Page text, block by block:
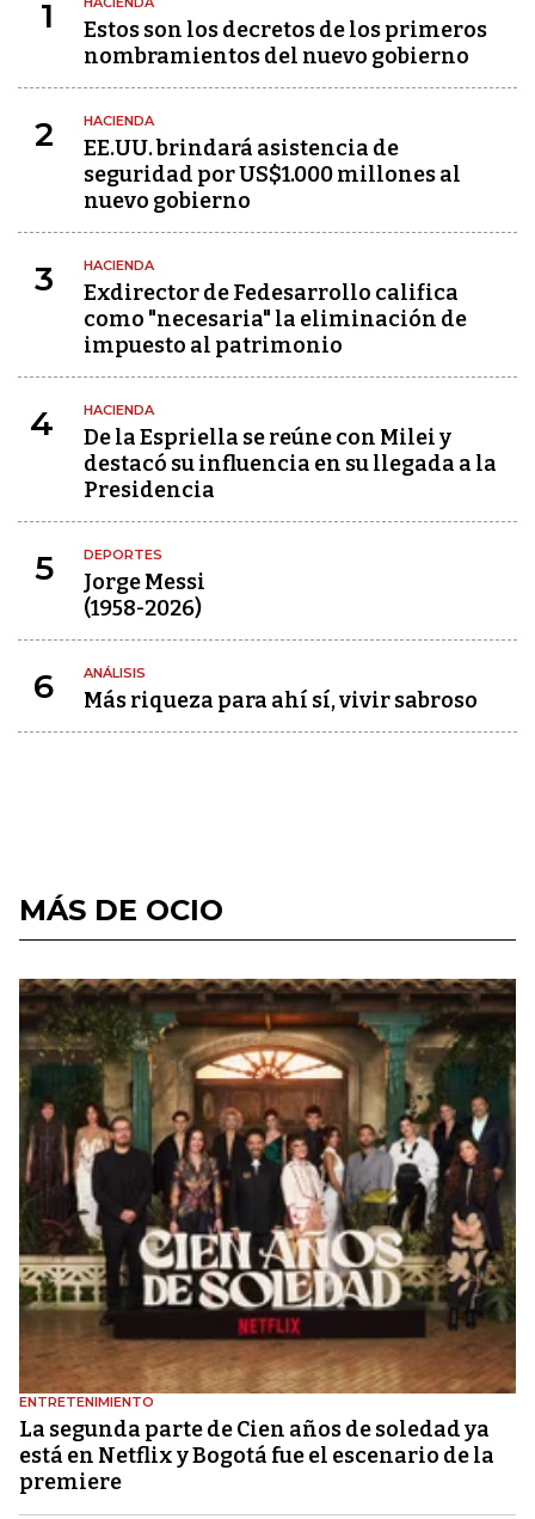
1
Estos son los decretos de los primeros
nombramientos del nuevo gobierno
2 HACIENDA
EE.UU. brindará asistencia de
seguridad por US$1.000 millones al
nuevo gobierno
3 HACIENDA
Exdirector de Fedesarrollo califica
como "necesaria" la eliminación de
impuesto al patrimonio
4 HACIENDA
De la Espriella se reúne con Milei y
destacó su influencia en su llegada a la
Presidencia
5 DEPORTES
Jorge Messi
(1958-2026)
6 ANÁLISIS
Más riqueza para ahí sí, vivir sabroso
MÁS DE OCIO
ENTRETENIMIENTO
La segunda parte de Cien años de soledad ya
está en Netflix y Bogotá fue el escenario de la
premiere